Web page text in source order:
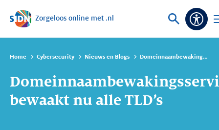
Sla navigatie over
Zorgeloos online met .nl
Vraag
Home Cybersecurity Nieuws en Blogs Domeinnaambewakingsservice bewaakt nu alle TLD’s
bewaakt nu alle TLD’s